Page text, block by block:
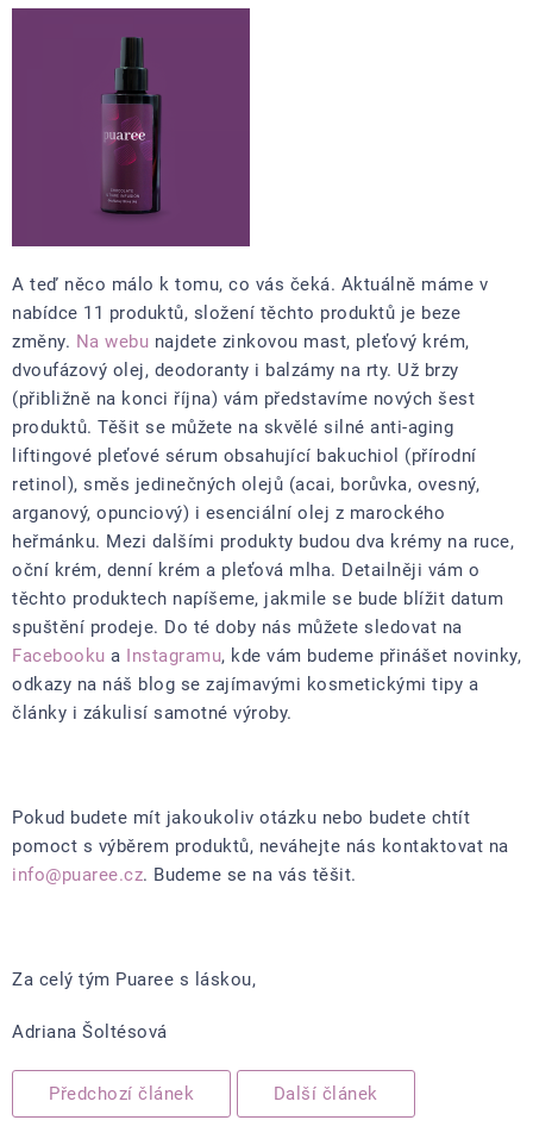
A teď něco málo k tomu, co vás čeká. Aktuálně máme v
nabídce 11 produktů, složení těchto produktů je beze
změny. Na webu najdete zinkovou mast, pleťový krém,
dvoufázový olej, deodoranty i balzámy na rty. Už brzy
(přibližně na konci října) vám představíme nových šest
produktů. Těšit se můžete na skvělé silné anti-aging
liftingové pleťové sérum obsahující bakuchiol (přírodní
retinol), směs jedinečných olejů (acai, borůvka, ovesný,
arganový, opunciový) i esenciální olej z marockého
heřmánku. Mezi dalšími produkty budou dva krémy na ruce,
oční krém, denní krém a pleťová mlha. Detailněji vám o
těchto produktech napíšeme, jakmile se bude blížit datum
spuštění prodeje. Do té doby nás můžete sledovat na
Facebooku a Instagramu, kde vám budeme přinášet novinky,
odkazy na náš blog se zajímavými kosmetickými tipy a
články i zákulisí samotné výroby.
Pokud budete mít jakoukoliv otázku nebo budete chtít
pomoct s výběrem produktů, neváhejte nás kontaktovat na
info@puaree.cz. Budeme se na vás těšit.
Za celý tým Puaree s láskou,
Adriana Šoltésová
Předchozí článek Další článek